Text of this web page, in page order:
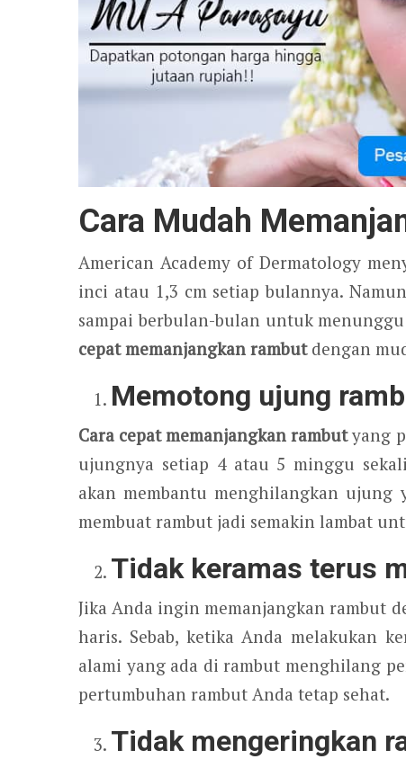
Cara Mudah
American Academy of Dermatology
inci atau 1,3 cm setiap bulannya.
sampai berbulan-bulan untuk
cepat memanjangkan rambut dengan
Memotong ujung
Cara cepat memanjangkan rambutyang
ujungnya setiap 4 atau 5 minggu
akan membantu menghilangkan ujung
membuat rambut jadi semakin lambat
Tidak keramas terus
Jika Anda ingin memanjangkan rambut
haris. Sebab, ketika Anda melakukan
alami yang ada di rambut menghilang
pertumbuhan rambut Anda tetap sehat.
Tidak mengeringkan